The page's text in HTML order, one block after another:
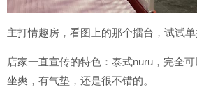
主打情趣房，看图上的那个擂台，试试单
店家一直宣传的特色：泰式nuru，完全
坐爽，有气垫，还是很不错的。